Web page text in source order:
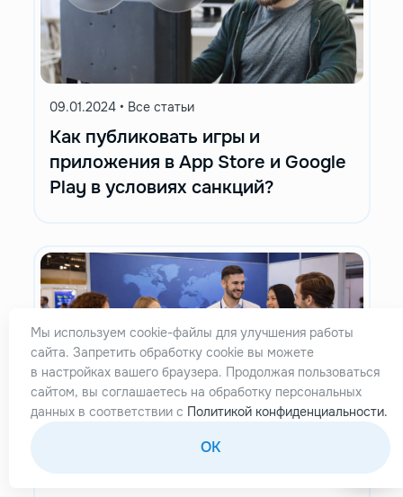
09.01.2024 • Все статьи
Как публиковать игры и
приложения в App Store и Google
Play в условиях санкций?
Мы используем cookie-файлы для улучшения работы
сайта. Запретить обработку cookie вы можете
в настройках вашего браузера. Продолжая пользоваться
сайтом, вы соглашаетесь на обработку персональных
данных в соответствии с Политикой конфиденциальности.
OK